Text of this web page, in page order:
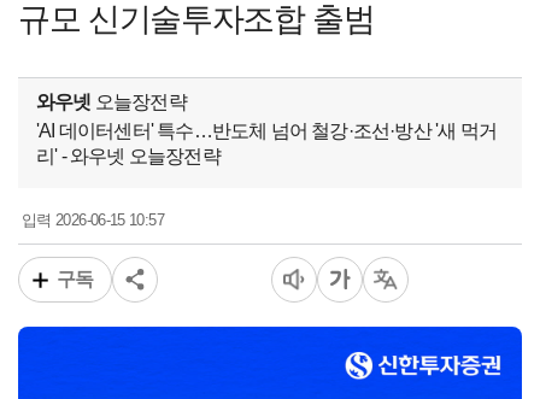
규모 신기술투자조합 출범
와우넷 오늘장전략
'AI 데이터센터' 특수…반도체 넘어 철강·조선·방산 '새 먹거
리' - 와우넷 오늘장전략
입력2026-06-15 10:57
구독